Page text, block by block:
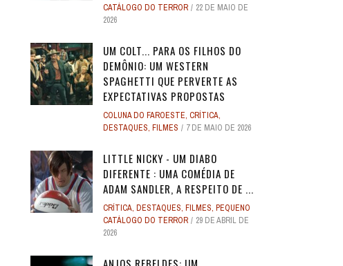
CATÁLOGO DO TERROR
22 DE MAIO DE
2026
UM COLT... PARA OS FILHOS DO
DEMÔNIO: UM WESTERN
SPAGHETTI QUE PERVERTE AS
EXPECTATIVAS PROPOSTAS
COLUNA DO FAROESTE, CRÍTICA,
DESTAQUES, FILMES 7 DE MAIO DE 2026
LITTLE NICKY - UM DIABO
DIFERENTE : UMA COMÉDIA DE
ADAM SANDLER, A RESPEITO DE ...
CRÍTICA, DESTAQUES, FILMES, PEQUENO
CATÁLOGO DO TERROR
29 DE ABRIL DE
2026